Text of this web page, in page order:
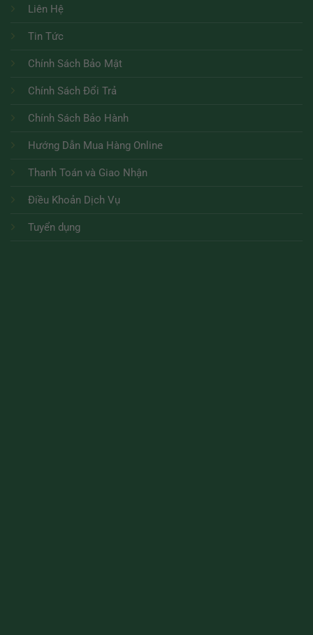
Liên Hệ
Tin Tức
Chính Sách Bảo Mật
Chính Sách Đổi Trả
Chính Sách Bảo Hành
Hướng Dẫn Mua Hàng Online
Thanh Toán và Giao Nhận
Điều Khoản Dịch Vụ
Tuyển dụng